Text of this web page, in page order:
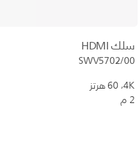
سلك HDMI
SWV5702/00
4K،‏ 60 هرتز
2 م